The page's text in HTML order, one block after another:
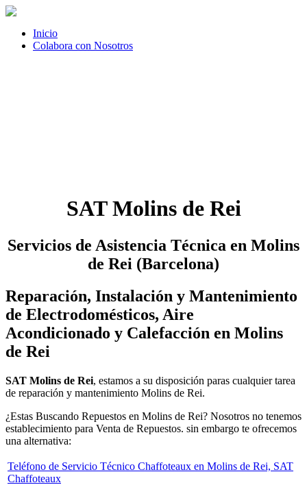
Inicio
Colabora con Nosotros
SAT Molins de Rei
Servicios de Asistencia Técnica en Molins
de Rei (Barcelona)
Reparación, Instalación y Mantenimiento
de Electrodomésticos, Aire
Acondicionado y Calefacción en Molins
de Rei
SAT Molins de Rei, estamos a su disposición paras cualquier tarea
de reparación y mantenimiento Molins de Rei.
¿Estas Buscando Repuestos en Molins de Rei? Nosotros no tenemos
establecimiento para Venta de Repuestos. sin embargo te ofrecemos
una alternativa:
Teléfono de Servicio Técnico Chaffoteaux en Molins de Rei, SAT
Chaffoteaux